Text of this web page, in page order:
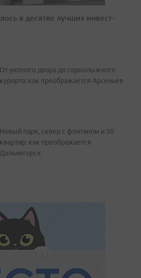
в десятке лучших инвест-
От уютного двора до горнолыжного
курорта: как преображается Арсеньев
Новый парк, сквер с фонтаном и 50
квартир: как преображается
Дальнегорск